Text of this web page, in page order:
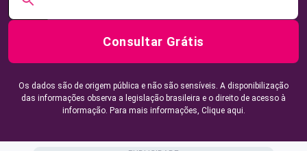
Consultar Grátis
Os dados são de origem pública e não são sensíveis. A disponibilização
das informações observa a legislação brasileira e o direito de acesso à
informação. Para mais informações, Clique aqui.